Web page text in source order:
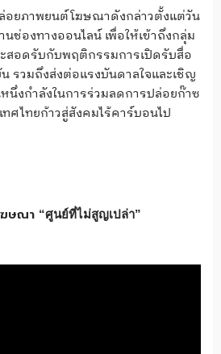
อยภาพยนต์โฆษณาดังกล่าวตั้งแต่วัน
ช่องทางออนไลน์ เพื่อให้เข้าถึงกลุ่ม
ะสอดรับกับพฤติกรรมการเปิดรับสื่อ
รวมถึงส่งต่อแรงบันดาลใจและเชิญ
งกำลังในการร่วมลดการปล่อยก๊าซ
ศไทยก้าวสู่สังคมไร้คาร์บอนไป
ษณา “ศูนย์ที่ไม่สูญเปล่า”